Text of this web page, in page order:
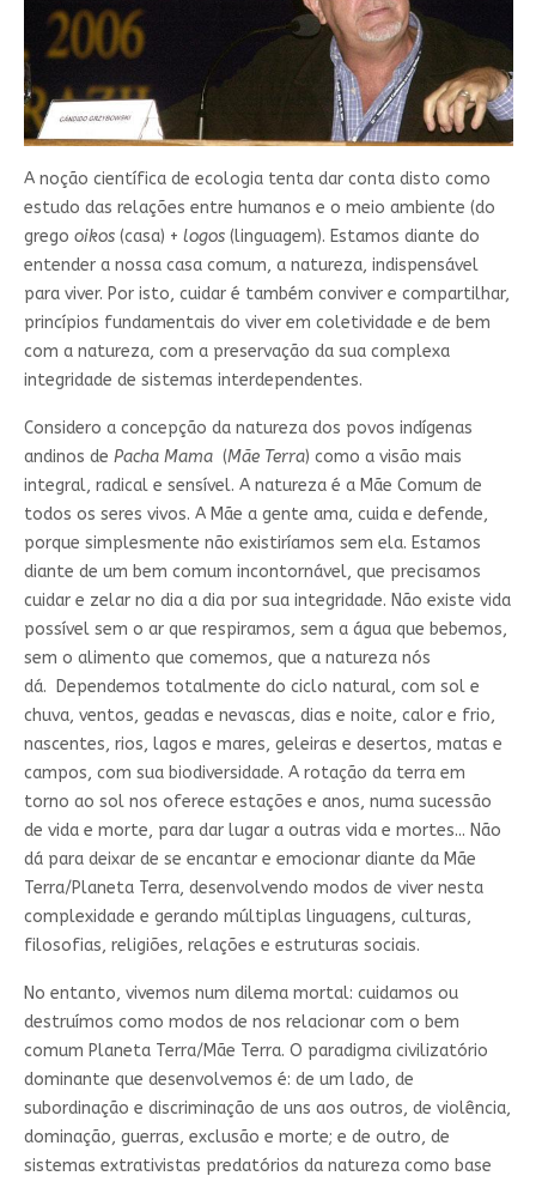
A noção científica de ecologia tenta dar conta disto como
estudo das relações entre humanos e o meio ambiente (do
grego oikos (casa) + logos(linguagem). Estamos diante do
entender a nossa casa comum, a natureza, indispensável
para viver. Por isto, cuidar é também conviver e compartilhar,
princípios fundamentais do viver em coletividade e de bem
com a natureza, com a preservação da sua complexa
integridade de sistemas interdependentes.
Considero a concepção da natureza dos povos indígenas
andinos de Pacha Mama (Mãe Terra) como a visão mais
integral, radical e sensível. A natureza é a Mãe Comum de
todos os seres vivos. A Mãe a gente ama, cuida e defende,
porque simplesmente não existiríamos sem ela. Estamos
diante de um bem comum incontornável, que precisamos
cuidar e zelar no dia a dia por sua integridade. Não existe vida
possível sem o ar que respiramos, sem a água que bebemos,
sem o alimento que comemos, que a natureza nós
dá. Dependemos totalmente do ciclo natural, com sol e
chuva, ventos, geadas e nevascas, dias e noite, calor e frio,
nascentes, rios, lagos e mares, geleiras e desertos, matas e
campos, com sua biodiversidade. A rotação da terra em
torno ao sol nos oferece estações e anos, numa sucessão
de vida e morte, para dar lugar a outras vida e mortes... Não
dá para deixar de se encantar e emocionar diante da Mãe
Terra/Planeta Terra, desenvolvendo modos de viver nesta
complexidade e gerando múltiplas linguagens, culturas,
filosofias, religiões, relações e estruturas sociais.
No entanto, vivemos num dilema mortal: cuidamos ou
destruímos como modos de nos relacionar com o bem
comum Planeta Terra/Mãe Terra. O paradigma civilizatório
dominante que desenvolvemos é: de um lado, de
subordinação e discriminação de uns aos outros, de violência,
dominação, guerras, exclusão e morte; e de outro, de
sistemas extrativistas predatórios da natureza como base